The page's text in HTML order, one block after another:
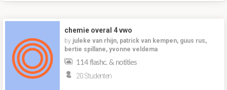
chemie overal 4 vwo
by juleke van rhijn, patrick van kempen, guus rus,
bertie spillane, yvonne veldema
114 flashc. & notities
20 Studenten